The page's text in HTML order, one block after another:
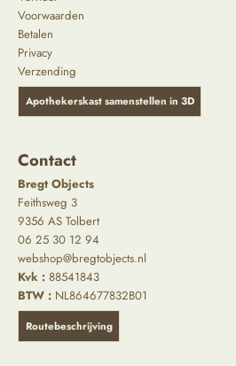
Voorwaarden
Betalen
Privacy
Verzending
Apothekerskast samenstellen in 3D
Contact
Bregt Objects
Feithsweg 3
9356 AS Tolbert
06 25 30 12 94
webshop@bregtobjects.nl
Kvk : 88541843
BTW : NL864677832B01
Routebeschrijving